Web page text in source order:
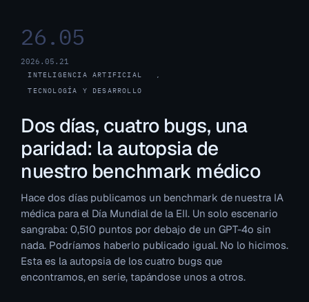
26.05
2026.05.21
INTELIGENCIA ARTIFICIAL
,
TECNOLOGÍA Y DESARROLLO
Dos días, cuatro bugs, una
paridad: la autopsia de
nuestro benchmark médico
Hace dos días publicamos un benchmark de nuestra IA
médica para el Día Mundial de la EII. Un solo escenario
sangraba: 0,510 puntos por debajo de un GPT-4o sin
nada. Podríamos haberlo publicado igual. No lo hicimos.
Esta es la autopsia de los cuatro bugs que
encontramos, en serie, tapándose unos a otros.